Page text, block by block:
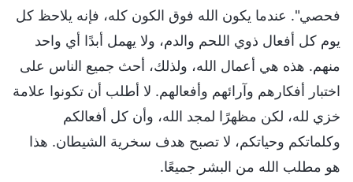
فحصي". عندما يكون الله فوق الكون كله، فإنه يلاحظ كل
يوم كل أفعال ذوي اللحم والدم، ولا يهمل أبدًا أي واحد
منهم. هذه هي أعمال الله، ولذلك، أحث جميع الناس على
اختبار أفكارهم وآرائهم وأفعالهم. لا أطلب أن تكونوا علامة
خزي لله، لكن مظهرًا لمجد الله، وأن كل أفعالكم
وكلماتكم وحياتكم، لا تصبح هدف سخرية الشيطان. هذا
هو مطلب الله من البشر جميعًا.